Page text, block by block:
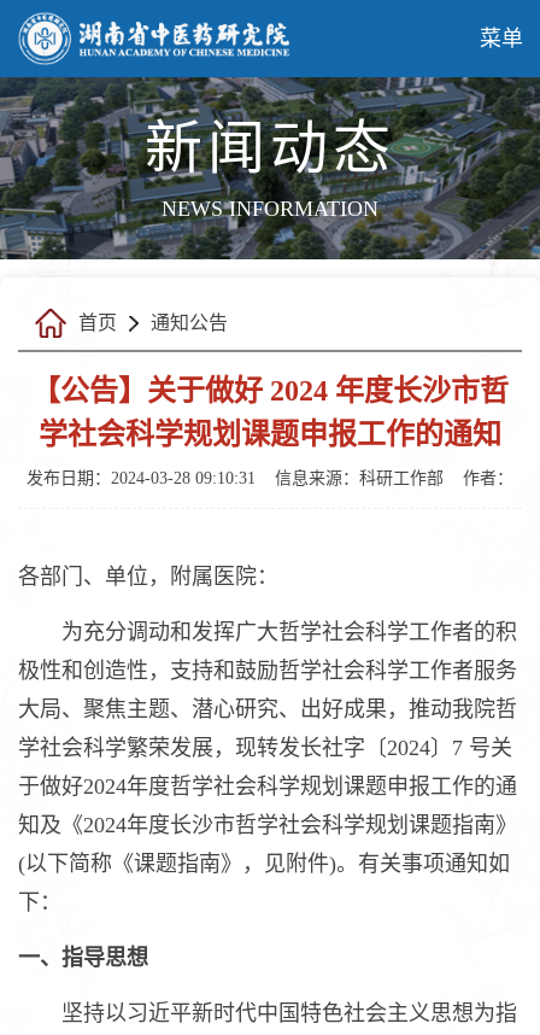
菜单
新闻动态
NEWS INFORMATION
首页 通知公告
【公告】关于做好 2024 年度长沙市哲
学社会科学规划课题申报工作的通知
发布日期：2024-03-28 09:10:31 信息来源： 科研工作部 作者：
各部门、单位，附属医院：
为充分调动和发挥广大哲学社会科学工作者的积
极性和创造性，支持和鼓励哲学社会科学工作者服务
大局、聚焦主题、潜心研究、出好成果，推动我院哲
学社会科学繁荣发展，现转发长社字〔2024〕7 号关
于做好2024年度哲学社会科学规划课题申报工作的通
知及《2024年度长沙市哲学社会科学规划课题指南》
(以下简称《课题指南》，见附件)。有关事项通知如
下：
一、指导思想
坚持以习近平新时代中国特色社会主义思想为指